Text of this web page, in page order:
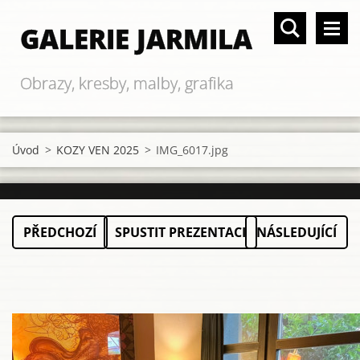
GALERIE JARMILA
Obrazy, kresby, malby, grafika
Úvod > KOZY VEN 2025 > IMG_6017.jpg
PŘEDCHOZÍ SPUSTIT PREZENTACI NÁSLEDUJÍCÍ